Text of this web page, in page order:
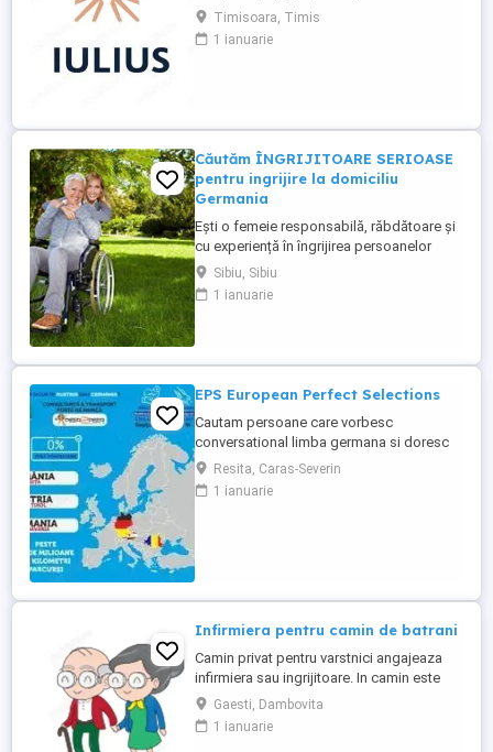
amplasamentului exterior al Mall-ului; -
Colectează cartoanele din locaţie şi le
trimite spre punctul de colectare; - Pe timp
Timisoara, Timis
1 ianuarie
Căutăm ÎNGRIJITOARE SERIOASE
pentru ingrijire la domiciliu
Germania
Ești o femeie responsabilă, răbdătoare și
cu experiență în îngrijirea persoanelor
vârstnice? Avem oportunități excelente de
lucru în Germania (îngrijire la domiciliu)!
Prin firma noastră ai oportunități excelente
Sibiu, Sibiu
1 ianuarie
EPS European Perfect Selections
Cautam persoane care vorbesc
conversational limba germana si doresc
sa lucreze in Austria si Germania. NU SE
PERCEPE COMISION Salariul este atractiv!
Va rugam sa ne contactati pentru detalii.
Resita, Caras-Severin
1 ianuarie
Infirmiera pentru camin de batrani
Camin privat pentru varstnici angajeaza
infirmiera sau ingrijitoare. In camin este
personal medical 24 7. Asiguram mesele.
Mai multe detalii, la telefon.
Gaesti, Dambovita
1 ianuarie